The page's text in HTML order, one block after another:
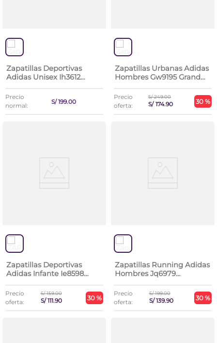
Zapatillas Deportivas
Adidas Unisex Ih3612
Precio
normal:
S/ 199.00
Zapatillas Urbanas Adidas
Hombres Gw9195 Grand
Precio
oferta:
S/ 174.90
S/ 249.00
30 %
Zapatillas Deportivas
Adidas Infante Ie8598
Precio
oferta:
S/ 111.90
S/ 159.00
30 %
Zapatillas Running Adidas
Hombres Jq6979
Precio
oferta:
S/ 139.90
S/ 199.00
30 %